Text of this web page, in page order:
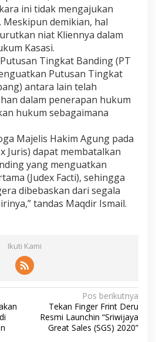
ini tidak mengajukan
Meskipun demikian, hal
niat Kliennya dalam
Kasasi.
Tingkat Banding (PT
Putusan Tingkat
antara lain telah
dalam penerapan hukum
hukum sebagaimana
Majelis Hakim Agung pada
Juris) dapat membatalkan
yang menguatkan
(Judex Facti), sehingga
dibebaskan dari segala
tandas Maqdir Ismail.
Ikuti Kami
Pos berikutnya
Tekan Finger Frint Deru
Resmi Launchin “Sriwijaya
Great Sales (SGS) 2020”